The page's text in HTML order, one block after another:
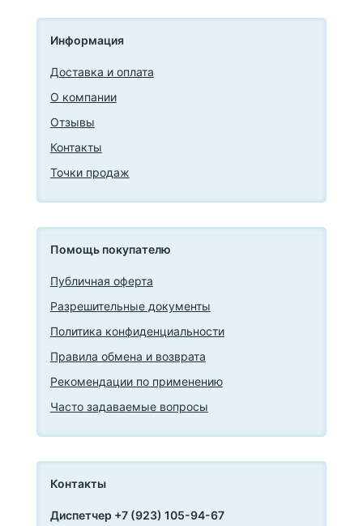
Информация
Доставка и оплата
О компании
Отзывы
Контакты
Точки продаж
Помощь покупателю
Публичная оферта
Разрешительные документы
Политика конфиденциальности
Правила обмена и возврата
Рекомендации по применению
Часто задаваемые вопросы
Контакты
Диспетчер +7 (923) 105-94-67